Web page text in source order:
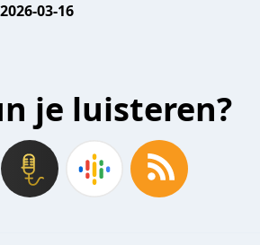
2026-03-16
je luisteren?